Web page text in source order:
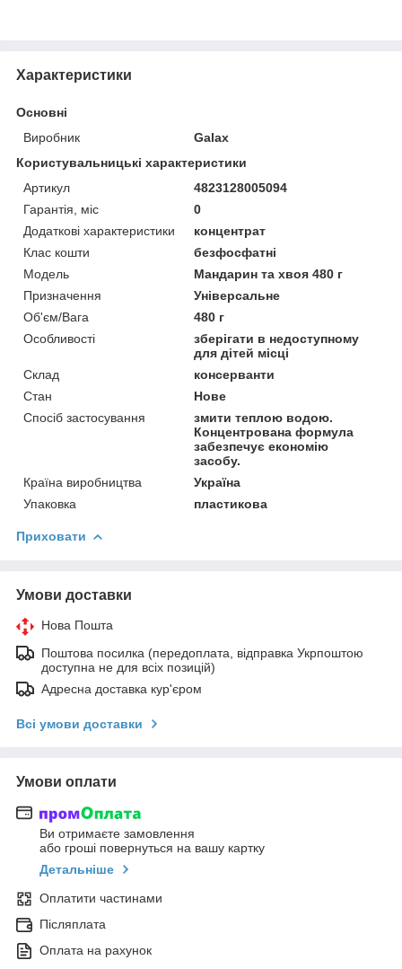
Характеристики
Основні
Виробник
Galax
Користувальницькі характеристики
Артикул
4823128005094
Гарантія, міс
0
Додаткові характеристики
концентрат
Клас кошти
безфосфатні
Мoдель
Мандарин та хвоя 480 г
Призначення
Універсальне
Об'єм/Вага
480 г
Особливості
зберігати в недоступному
для дітей місці
Склад
консерванти
Стан
Нове
Спосіб застосування
змити теплою водою.
Концентрована формула
забезпечує економію
засобу.
Країна виробництва
Україна
Упаковка
пластикова
Приховати
Умови доставки
Нова Пошта
Поштова посилка (передоплата, відправка Укрпоштою
доступна не для всіх позицій)
Адресна доставка кур'єром
Всі умови доставки
Умови оплати
Ви отримаєте замовлення
або гроші повернуться на вашу картку
Детальніше
Оплатити частинами
Післяплата
Оплата на рахунок